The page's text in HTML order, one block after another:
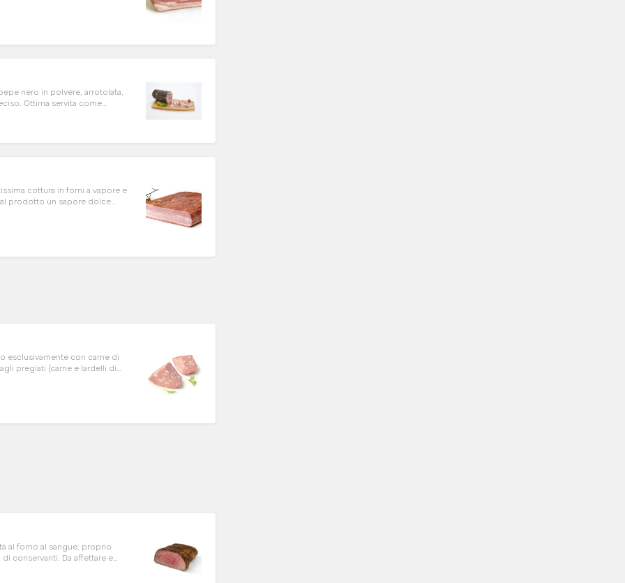
nero in polvere, arrotolata,
Ottima servita come
cottura in forni a vapore e
prodotto un sapore dolce
aggiunta gustosa in un primo.
esclusivamente con carne di
pregiati (carne e lardelli di
pasta fine. La cottura,
alla Mortadella Bologna il
Pian è priva di glutine e
al forno al sangue, proprio
conservanti. Da affettare e